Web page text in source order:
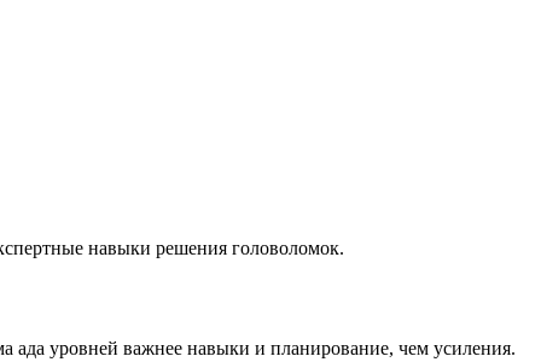
навыки решения головоломок.
ада уровней важнее навыки и планирование, чем усиления.